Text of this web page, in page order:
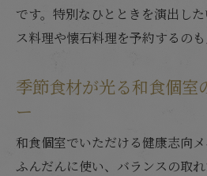
です。特別なひとときを演出し
ス料理や懐石料理を予約するのも
季節食材が光る和食個室
ー
和食個室でいただける健康志向
ふんだんに使い、バランスの取